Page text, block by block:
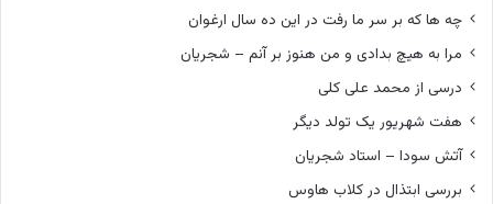
ا
ن
ر
ا
د
ا
چه ها که بر سر ما رفت در این ده سال ارغوان
مرا به هیچ بدادی و من هنوز بر آنم – شجریان
درسی از محمد علی کلی
هفت شهریور یک تولد دیگر
آتش سودا – استاد شجریان
بررسی ابتذال در کلاب هاوس